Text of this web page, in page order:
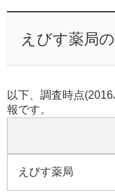
えびす薬局
以下、調査時点
報です。
えびす薬局